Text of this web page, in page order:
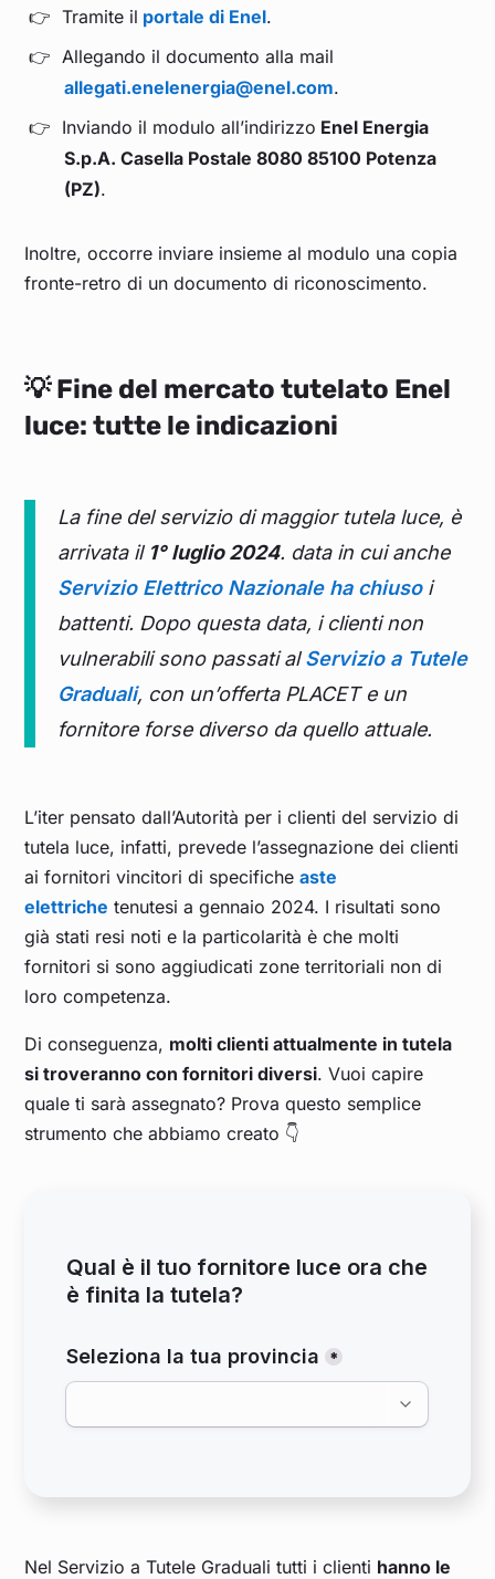
Tramite il portale di Enel.
Allegando il documento alla mail
allegati.enelenergia@enel.com.
Inviando il modulo all’indirizzo Enel Energia
S.p.A. Casella Postale 8080 85100 Potenza
(PZ).
Inoltre, occorre inviare insieme al modulo una copia
fronte-retro di un documento di riconoscimento.
💡Fine del mercato tutelato Enel
luce: tutte le indicazioni
La fine del servizio di maggior tutela luce, è
arrivata il 1° luglio 2024. data in cui anche
Servizio Elettrico Nazionale ha chiusoi
battenti. Dopo questa data, i clienti non
vulnerabili sono passati alServizio a Tutele
Graduali, con un’offerta PLACET e un
fornitore forse diverso da quello attuale.
L’iter pensato dall’Autorità per i clienti del servizio di
tutela luce, infatti, prevede l’assegnazione dei clienti
ai fornitori vincitori di specificheaste
elettriche tenutesi a gennaio 2024. I risultati sono
già stati resi noti e la particolarità è che molti
fornitori si sono aggiudicati zone territoriali non di
loro competenza.
Di conseguenza, molti clienti attualmente in tutela
si troveranno con fornitori diversi. Vuoi capire
quale ti sarà assegnato? Prova questo semplice
strumento che abbiamo creato 👇
Nel Servizio a Tutele Graduali tutti i clienti hanno le